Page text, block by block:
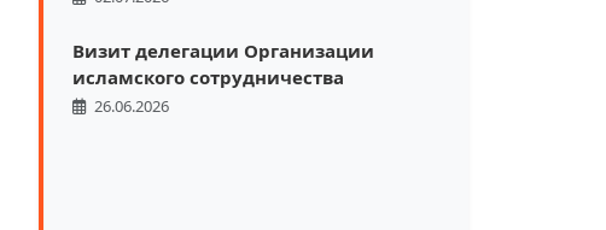
Визит делегации Организации
исламского сотрудничества
26.06.2026